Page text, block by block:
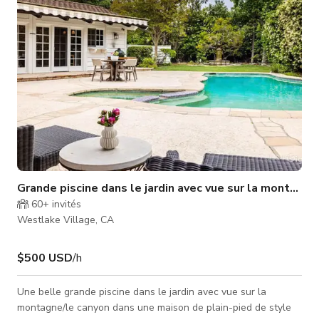
Grande piscine dans le jardin avec vue sur la
60+ invités
Westlake Village, CA
$500 USD/h
Une belle grande piscine dans le jardin avec vue sur la
montagne/le canyon dans une maison de plain-pied de style